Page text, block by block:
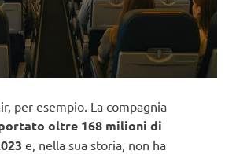
per esempio. La compagnia
oltre 168 milioni di
e, nella sua storia, non ha